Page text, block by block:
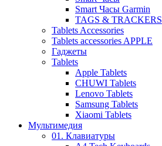
Smart Часы Garmin
TAGS & TRACKERS
Tablets Accessories
Tablets accessories APPLE
Гаджеты
Tablets
Apple Tablets
CHUWI Tablets
Lenovo Tablets
Samsung Tablets
Xiaomi Tablets
Мультимедия
01. Клавиатуры